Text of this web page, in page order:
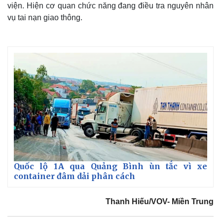
viện. Hiện cơ quan chức năng đang điều tra nguyên nhân
vụ tai nạn giao thông.
Quốc lộ 1A qua Quảng Bình ùn tắc vì xe
container đâm dải phân cách
Thanh Hiếu/VOV- Miền Trung